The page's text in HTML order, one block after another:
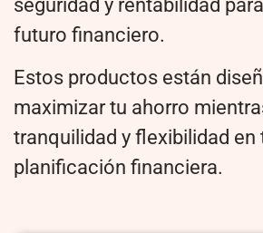
seguridad y rentabilidad
futuro financiero.
Estos productos están
maximizar tu ahorro
tranquilidad y flexibilidad en
planificación financiera.